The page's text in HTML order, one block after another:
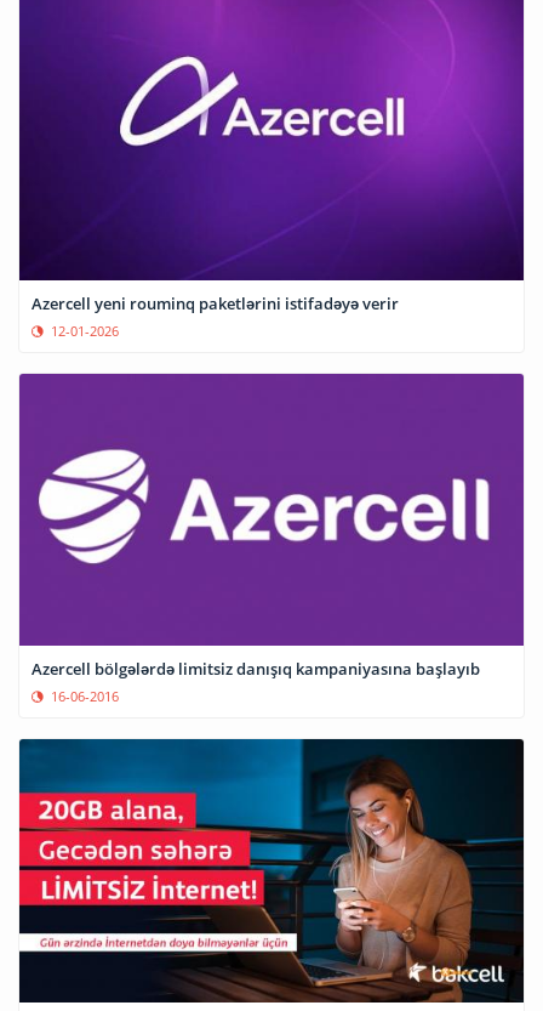
Azercell yeni rouminq paketlərini istifadəyə verir
12-01-2026
Azercell bölgələrdə limitsiz danışıq kampaniyasına başlayıb
16-06-2016